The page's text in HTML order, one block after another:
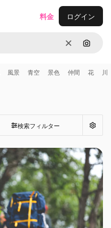
消去 画像で
料金 ログイン
風景 青空 景色 仲間 花 川
検索フィルター